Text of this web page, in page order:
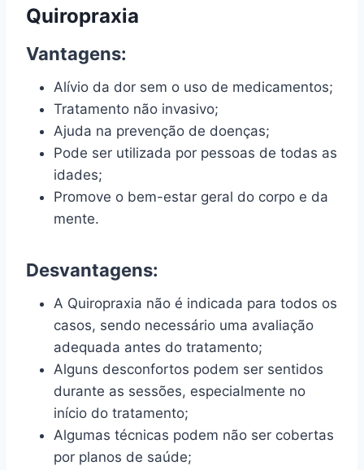
Quiropraxia
Vantagens:
Alívio da dor sem o uso de medicamentos;
Tratamento não invasivo;
Ajuda na prevenção de doenças;
Pode ser utilizada por pessoas de todas as
idades;
Promove o bem-estar geral do corpo e da
mente.
Desvantagens:
A Quiropraxia não é indicada para todos os
casos, sendo necessário uma avaliação
adequada antes do tratamento;
Alguns desconfortos podem ser sentidos
durante as sessões, especialmente no
início do tratamento;
Algumas técnicas podem não ser cobertas
por planos de saúde;